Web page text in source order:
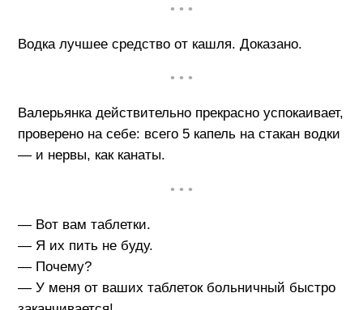
• • •
Водка лучшее средство от кашля. Доказано.
• • •
Валерьянка действительно прекрасно успокаивает,
проверено на себе: всего 5 капель на стакан водки
— и нервы, как канаты.
• • •
— Вот вам таблетки.
— Я их пить не буду.
— Почему?
— У меня от ваших таблеток больничный быстро